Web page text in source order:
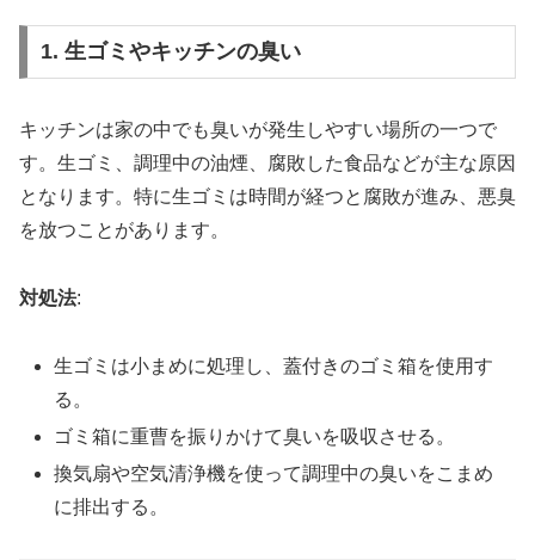
1. 生ゴミやキッチンの臭い
キッチンは家の中でも臭いが発生しやすい場所の一つで
す。生ゴミ、調理中の油煙、腐敗した食品などが主な原因
となります。特に生ゴミは時間が経つと腐敗が進み、悪臭
を放つことがあります。
対処法:
生ゴミは小まめに処理し、蓋付きのゴミ箱を使用す
る。
ゴミ箱に重曹を振りかけて臭いを吸収させる。
換気扇や空気清浄機を使って調理中の臭いをこまめ
に排出する。